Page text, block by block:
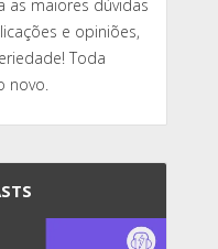
as maiores dúvidas
e opiniões,
Toda
novo.